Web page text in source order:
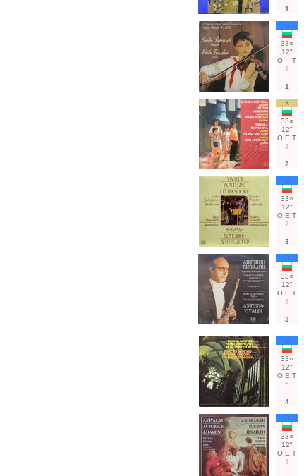
1
С
33○
12"
О
Т
1
1
К
33○
12"
О Е Т
3
2
С
33○
12"
О Е Т
7
3
С
33○
12"
О Е Т
8
3
С
33○
12"
О Е Т
5
4
С
33○
12"
О Е Т
3